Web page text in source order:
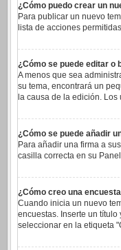
¿Cómo puedo crear un
Para publicar un nuevo
lista de acciones
¿Cómo se puede editar o
A menos que sea
su tema, encontrará un
la causa de la edición.
¿Cómo se puede añadir
Para añadir una firma a
casilla correcta en su
¿Cómo creo una
Cuando inicia un nuevo
encuestas. Inserte un
seleccionar en la etiqueta